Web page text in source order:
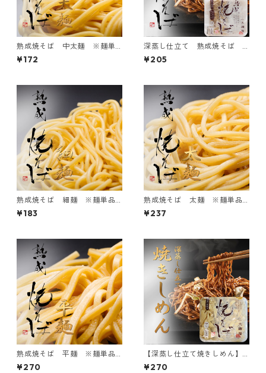
熟成焼そば 中太麺 ※麺単
品のみです
¥172
深蒸し仕立て 熟成焼そば
中太麺 ※麺単品のみです
¥205
熟成焼そば 細麺 ※麺単品
のみです
¥183
熟成焼そば 太麺 ※麺単品
のみです
¥237
熟成焼そば 平麺 ※麺単品
のみです
¥270
【深蒸し仕立て焼きしめん】
※麺単品のみです。
¥270